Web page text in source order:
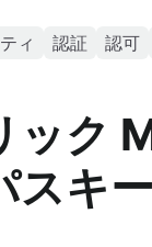
ィ 認証 認可
ック
スキ